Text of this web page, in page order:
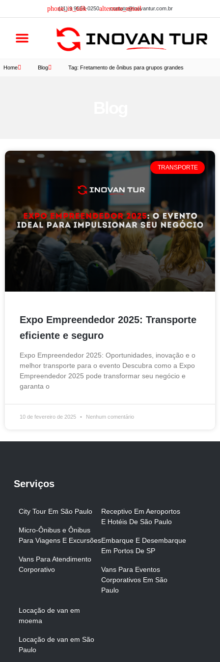
(11) 9 9554-0250 contato@inovantur.com.br
Home Blog Tag: Fretamento de ônibus para grupos grandes
TRANSPORTE
Expo Empreendedor 2025: Transporte
eficiente e seguro
Expo Empreendedor 2025: Oportunidades, inovação e o
melhor transporte para o evento Descubra como a Expo
Empreendedor 2025 pode transformar seu negócio e
garanta o
10 de fevereiro de 2025 Nenhum comentário
Serviços
City Tour Em São Paulo
Micro-Ônibus e Ônibus
Para Viagens E Excursões
Vans Para Atendimento
Corporativo
Receptivo Em Aeroportos
E Hotéis De São Paulo
Embarque E Desembarque
Em Portos De SP
Vans Para Eventos
Corporativos Em São
Paulo
Locação de van em
moema
Locação de van em São
Paulo